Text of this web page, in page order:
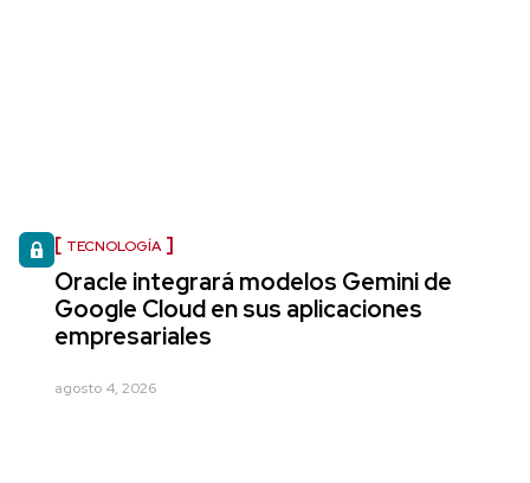
TECNOLOGÍA
Oracle integrará modelos Gemini de
Google Cloud en sus aplicaciones
empresariales
agosto 4, 2026